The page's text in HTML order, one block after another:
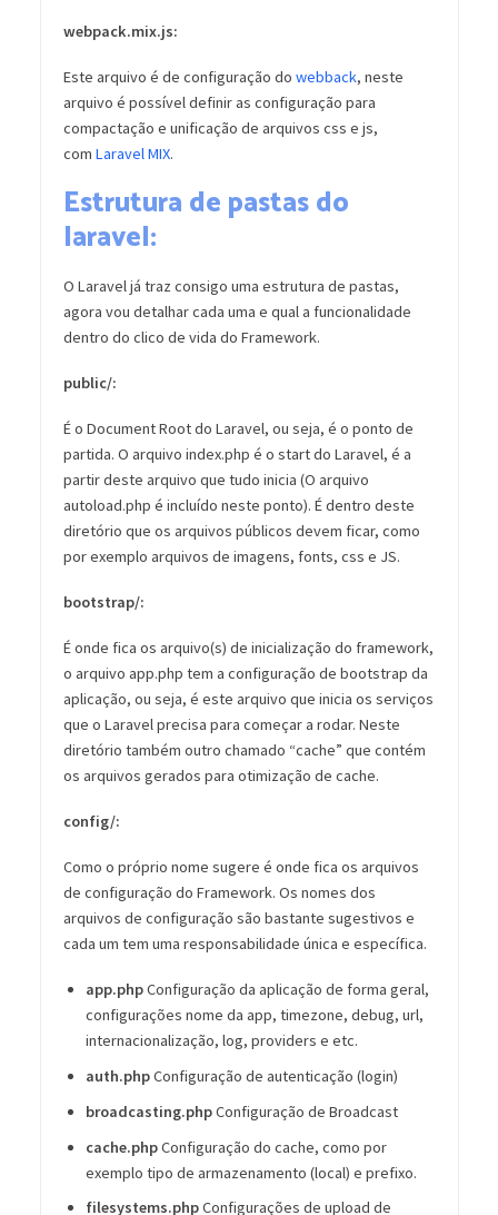
webpack.mix.js:
Este arquivo é de configuração do webback, neste
arquivo é possível definir as configuração para
compactação e unificação de arquivos css e js,
com Laravel MIX.
Estrutura de pastas do
laravel:
O Laravel já traz consigo uma estrutura de pastas,
agora vou detalhar cada uma e qual a funcionalidade
dentro do clico de vida do Framework.
public/:
É o Document Root do Laravel, ou seja, é o ponto de
partida. O arquivo index.php é o start do Laravel, é a
partir deste arquivo que tudo inicia (O arquivo
autoload.php é incluído neste ponto). É dentro deste
diretório que os arquivos públicos devem ficar, como
por exemplo arquivos de imagens, fonts, css e JS.
bootstrap/:
É onde fica os arquivo(s) de inicialização do framework,
o arquivo app.php tem a configuração de bootstrap da
aplicação, ou seja, é este arquivo que inicia os serviços
que o Laravel precisa para começar a rodar. Neste
diretório também outro chamado “cache” que contém
os arquivos gerados para otimização de cache.
config/:
Como o próprio nome sugere é onde fica os arquivos
de configuração do Framework. Os nomes dos
arquivos de configuração são bastante sugestivos e
cada um tem uma responsabilidade única e específica.
app.phpConfiguração da aplicação de forma geral,
configurações nome da app, timezone, debug, url,
internacionalização, log, providers e etc.
auth.phpConfiguração de autenticação (login)
broadcasting.phpConfiguração de Broadcast
cache.phpConfiguração do cache, como por
exemplo tipo de armazenamento (local) e prefixo.
filesystems.phpConfigurações de upload de